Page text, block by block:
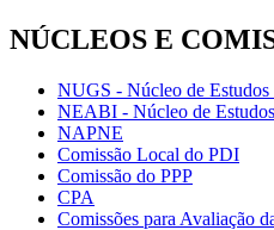
NÚCLEOS E
NUGS - Núcleo de Estudos
NEABI - Núcleo de
NAPNE
Comissão Local do PDI
Comissão do PPP
CPA
Comissões para Avaliação